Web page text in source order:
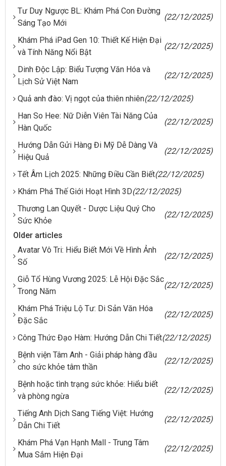
Tư Duy Ngược BL: Khám Phá Con Đường
Sáng Tạo Mới
(22/12/2025)
Khám Phá iPad Gen 10: Thiết Kế Hiện Đại
và Tính Năng Nổi Bật
(22/12/2025)
Dinh Độc Lập: Biểu Tượng Văn Hóa và
Lịch Sử Việt Nam
(22/12/2025)
Quả anh đào: Vị ngọt của thiên nhiên(22/12/2025)
Han So Hee: Nữ Diễn Viên Tài Năng Của
Hàn Quốc
(22/12/2025)
Hướng Dẫn Gửi Hàng Đi Mỹ Dễ Dàng Và
Hiệu Quả
(22/12/2025)
Tết Âm Lịch 2025: Những Điều Cần Biết(22/12/2025)
Khám Phá Thế Giới Hoạt Hình 3D(22/12/2025)
Thương Lan Quyết - Dược Liệu Quý Cho
Sức Khỏe
(22/12/2025)
Older articles
Avatar Vô Tri: Hiểu Biết Mới Về Hình Ảnh
Số
(22/12/2025)
Giỗ Tổ Hùng Vương 2025: Lễ Hội Đặc Sắc
Trong Năm
(22/12/2025)
Khám Phá Triệu Lộ Tư: Di Sản Văn Hóa
Đặc Sắc
(22/12/2025)
Công Thức Đạo Hàm: Hướng Dẫn Chi Tiết(22/12/2025)
Bệnh viện Tâm Anh - Giải pháp hàng đầu
cho sức khỏe tâm thần
(22/12/2025)
Bệnh hoặc tình trạng sức khỏe: Hiểu biết
và phòng ngừa
(22/12/2025)
Tiếng Anh Dịch Sang Tiếng Việt: Hướng
Dẫn Chi Tiết
(22/12/2025)
Khám Phá Vạn Hạnh Mall - Trung Tâm
Mua Sắm Hiện Đại
(22/12/2025)